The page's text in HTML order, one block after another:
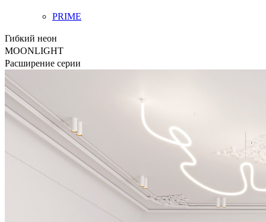
PRIME
Гибкий неон
MOONLIGHT
Расширение серии